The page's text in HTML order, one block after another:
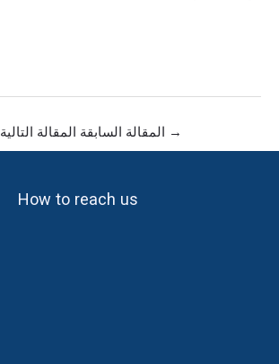
→ المقالة السابقة المقالة التالية
How to reach us